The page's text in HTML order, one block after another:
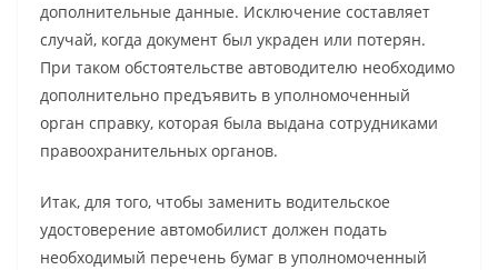
дополнительные данные. Исключение составляет
случай, когда документ был украден или потерян.
При таком обстоятельстве автоводителю необходимо
дополнительно предъявить в уполномоченный
орган справку, которая была выдана сотрудниками
правоохранительных органов.
Итак, для того, чтобы заменить водительское
удостоверение автомобилист должен подать
необходимый перечень бумаг в уполномоченный